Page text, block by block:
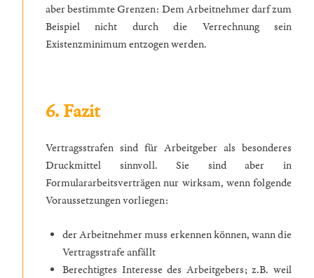
aber bestimmte Grenzen: Dem Arbeitnehmer darf zum
Beispiel nicht durch die Verrechnung sein
Existenzminimum entzogen werden.
6. Fazit
Vertragsstrafen sind für Arbeitgeber als besonderes
Druckmittel sinnvoll. Sie sind aber in
Formulararbeitsverträgen nur wirksam, wenn folgende
Voraussetzungen vorliegen:
der Arbeitnehmer muss erkennen können, wann die
Vertragsstrafe anfällt
Berechtigtes Interesse des Arbeitgebers; z.B. weil